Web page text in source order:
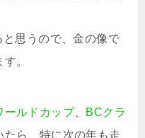
思うので、金の像で
。
ールドカップ、 BCクラ
ら、特に次の年も走